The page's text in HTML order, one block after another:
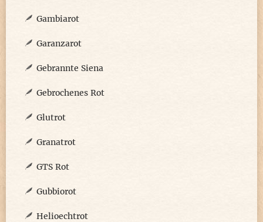
Gambiarot
Garanzarot
Gebrannte Siena
Gebrochenes Rot
Glutrot
Granatrot
GTS Rot
Gubbiorot
Helioechtrot